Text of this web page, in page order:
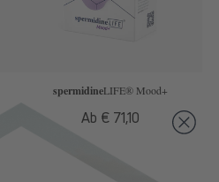
spermidineLIFE® Mood+
Normaler
Ab € 71,10